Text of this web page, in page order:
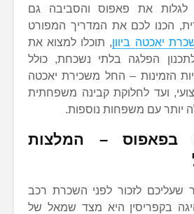
לגלות את פאפוס והסביבה גם
הכנו לכם את המדריך המפורט
יאכטה ביוון, תוכלו למצוא את
הפלגה בלתי נשכחת, כולל
הזמינות – החל משכירת יאכטה
ועד לחלוקת קבינה משפחתית
יותר עם משפחות נוספות.
בפאפוס – המלצות
שעליכם לזכור לפני השכרת רכב
בקפריסין היא מצד שמאל של